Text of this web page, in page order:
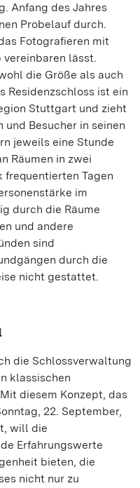
Anfang des Jahres
Probelauf durch.
Fotografieren mit
lässt.
die Größe als auch
Residenzschloss ist ein
Stuttgart und zieht
Besucher in seinen
jeweils eine Stunde
Räumen in zwei
Tagen
im
durch die Räume
und andere
sind
durch die
nicht gestattet.
die Schlossverwaltung
klassischen
diesem Konzept, das
22. September,
will die
Erfahrungswerte
bieten, die
nicht nur zu